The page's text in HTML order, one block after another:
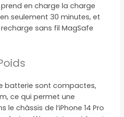
en charge la charge
seulement 30 minutes, et
sans fil MagSafe
batterie sont compactes,
ce qui permet une
châssis de l’iPhone 14 Pro